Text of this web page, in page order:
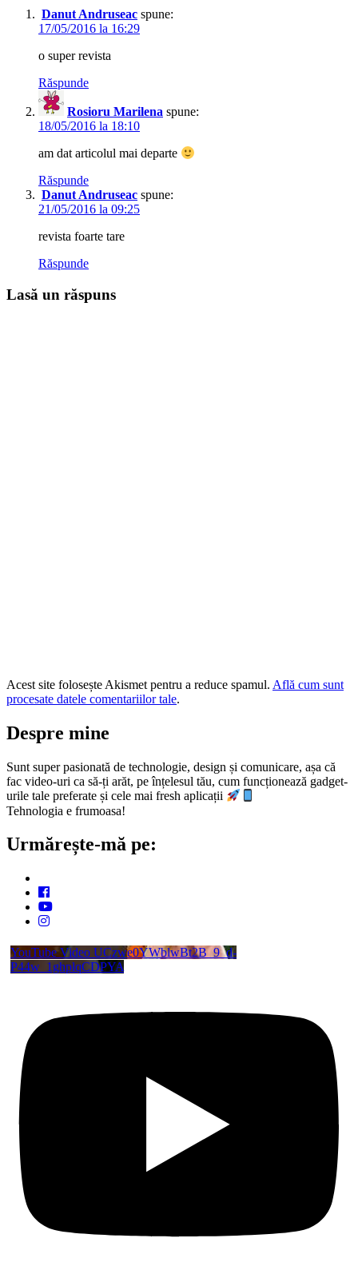
Danut Andruseac spune:
17/05/2016 la 16:29
o super revista
Răspunde
Rosioru Marilena spune:
18/05/2016 la 18:10
am dat articolul mai departe
Răspunde
Danut Andruseac spune:
21/05/2016 la 09:25
revista foarte tare
Răspunde
Lasă un răspuns
Acest site folosește Akismet pentru a reduce spamul. Află cum sunt
procesate datele comentariilor tale.
Despre mine
Sunt super pasionată de technologie, design și comunicare, așa că
fac video-uri ca să-ți arăt, pe înțelesul tău, cum funcționează gadget-
urile tale preferate și cele mai fresh aplicații
Tehnologia e frumoasa!
Urmărește-mă pe:
YouTube Video UCzwe0YWblwBt2B_9_d-
P44w_1ghplqCDPYA